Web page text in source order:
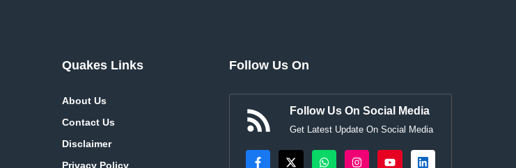
Quakes Links
About Us
Contact Us
Disclaimer
Privacy Policy
Follow Us On
Follow Us On Social Media
Get Latest Update On Social Media